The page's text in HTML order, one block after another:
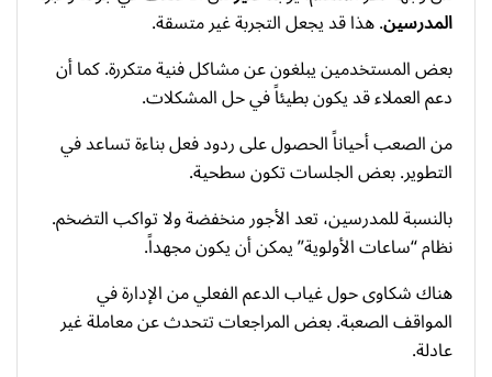
المدرسين. هذا قد يجعل التجربة غير متسقة.
بعض المستخدمين يبلغون عن مشاكل فنية متكررة. كما أن
دعم العملاء قد يكون بطيئاً في حل المشكلات.
من الصعب أحياناً الحصول على ردود فعل بناءة تساعد في
التطوير. بعض الجلسات تكون سطحية.
بالنسبة للمدرسين، تعد الأجور منخفضة ولا تواكب التضخم.
نظام “ساعات الأولوية” يمكن أن يكون مجهداً.
هناك شكاوى حول غياب الدعم الفعلي من الإدارة في
المواقف الصعبة. بعض المراجعات تتحدث عن معاملة غير
عادلة.